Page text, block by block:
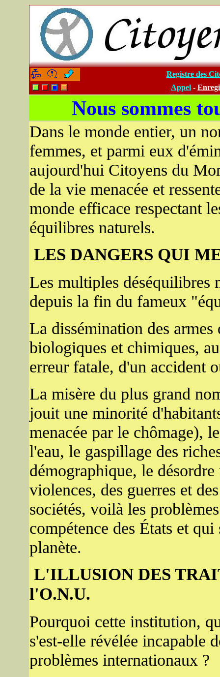
Registre des
Appel -
Nous sommes
Dans le monde entier, un
femmes, et parmi eux
aujourd'hui Citoyens du
de la vie menacée et
monde efficace respectant
équilibres naturels.
LES DANGERS QUI
Les multiples déséquilibres
depuis la fin du fameux
La dissémination des
biologiques et chimiques,
erreur fatale, d'un accident
La misère du plus grand
jouit une minorité
menacée par le chômage),
l'eau, le gaspillage des
démographique, le
violences, des guerres et
sociétés, voilà les
compétence des États et
planète.
L'ILLUSION DES
l'O.N.U.
Pourquoi cette institution,
s'est-elle révélée incapable
problèmes internationaux ?